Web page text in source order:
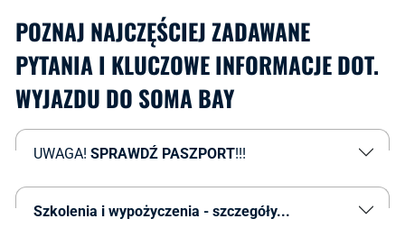
POZNAJ NAJCZĘŚCIEJ ZADAWANE
PYTANIA I KLUCZOWE INFORMACJE DOT.
WYJAZDU DO SOMA BAY
UWAGA! SPRAWDŹ PASZPORT!!!
Szkolenia i wypożyczenia - szczegóły...